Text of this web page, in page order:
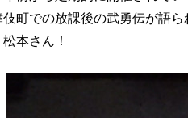
伎町での放課後の武勇伝が語
本さん！